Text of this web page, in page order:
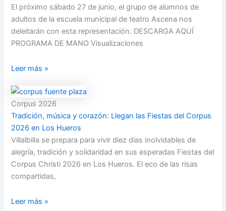
El próximo sábado 27 de junio, el grupo de alumnos de
adultos de la escuela municipal de teatro Ascena nos
deleitarán con esta representación. DESCARGA AQUÍ
PROGRAMA DE MANO Visualizaciones
Leer más »
Corpus 2026
Tradición, música y corazón: Llegan las Fiestas del Corpus
2026 en Los Hueros
Villalbilla se prepara para vivir diez días inolvidables de
alegría, tradición y solidaridad en sus esperadas Fiestas del
Corpus Christi 2026 en Los Hueros. El eco de las risas
compartidas,
Leer más »